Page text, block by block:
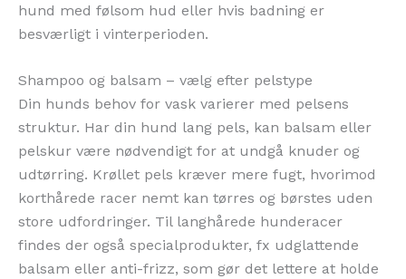
hund med følsom hud eller hvis badning er
besværligt i vinterperioden.
Shampoo og balsam – vælg efter pelstype
Din hunds behov for vask varierer med pelsens
struktur. Har din hund lang pels, kan balsam eller
pelskur være nødvendigt for at undgå knuder og
udtørring. Krøllet pels kræver mere fugt, hvorimod
korthårede racer nemt kan tørres og børstes uden
store udfordringer. Til langhårede hunderacer
findes der også specialprodukter, fx udglattende
balsam eller anti-frizz, som gør det lettere at holde